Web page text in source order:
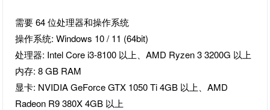
需要 64 位处理器和操作系统
操作系统: Windows 10 / 11 (64bit)
处理器: Intel Core i3-8100 以上、AMD Ryzen 3 3200G 以上
内存: 8 GB RAM
显卡: NVIDIA GeForce GTX 1050 Ti 4GB 以上、AMD
Radeon R9 380X 4GB 以上